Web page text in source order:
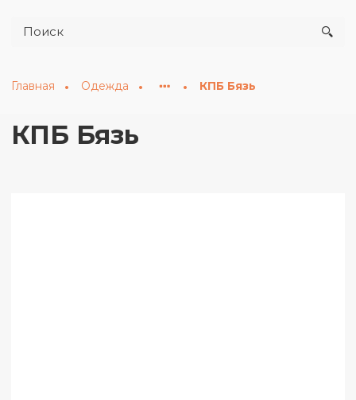
Главная Одежда КПБ Бязь
КПБ Бязь